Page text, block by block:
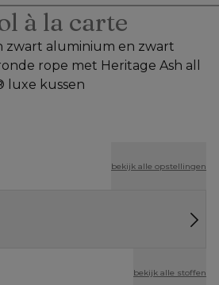
à la carte
zwart aluminium en zwart
rope met Heritage Ash all
luxe kussen
bekijk alle opstellingen
bekijk alle stoffen